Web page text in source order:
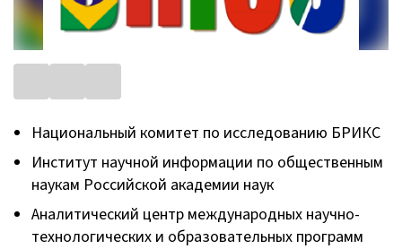
Национальный комитет по исследованию БРИКС
Институт научной информации по общественным
наукам Российской академии наук
Аналитический центр международных научно-
технологических и образовательных программ